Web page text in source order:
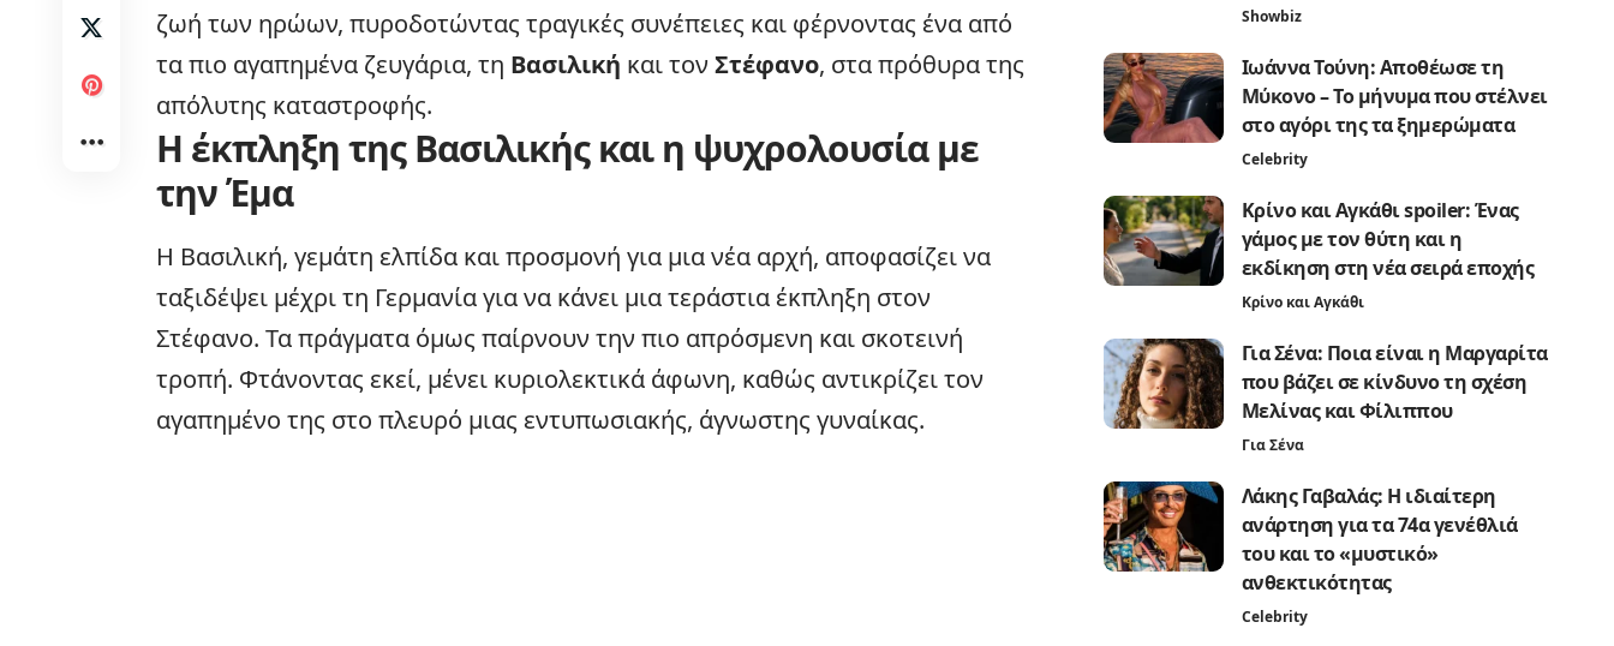
ζωή των ηρώων, πυροδοτώντας τραγικές συνέπειες και φέρνοντας ένα από
τα πιο αγαπημένα ζευγάρια, τη Βασιλική και τον Στέφανο, στα πρόθυρα της
απόλυτης καταστροφής.
Η έκπληξη της Βασιλικής και η ψυχρολουσία με
την Έμα
Η Βασιλική, γεμάτη ελπίδα και προσμονή για μια νέα αρχή, αποφασίζει να
ταξιδέψει μέχρι τη Γερμανία για να κάνει μια τεράστια έκπληξη στον
Στέφανο. Τα πράγματα όμως παίρνουν την πιο απρόσμενη και σκοτεινή
τροπή. Φτάνοντας εκεί, μένει κυριολεκτικά άφωνη, καθώς αντικρίζει τον
αγαπημένο της στο πλευρό μιας εντυπωσιακής, άγνωστης γυναίκας.
Showbiz
Ιωάννα Τούνη: Αποθέωσε τη
Μύκονο – Το μήνυμα που στέλνει
στο αγόρι της τα ξημερώματα
Celebrity
Κρίνο και Αγκάθι spoiler: Ένας
γάμος με τον θύτη και η
εκδίκηση στη νέα σειρά εποχής
Κρίνο και Αγκάθι
Για Σένα: Ποια είναι η Μαργαρίτα
που βάζει σε κίνδυνο τη σχέση
Μελίνας και Φίλιππου
Για Σένα
Λάκης Γαβαλάς: Η ιδιαίτερη
ανάρτηση για τα 74α γενέθλιά
του και το «μυστικό»
ανθεκτικότητας
Celebrity